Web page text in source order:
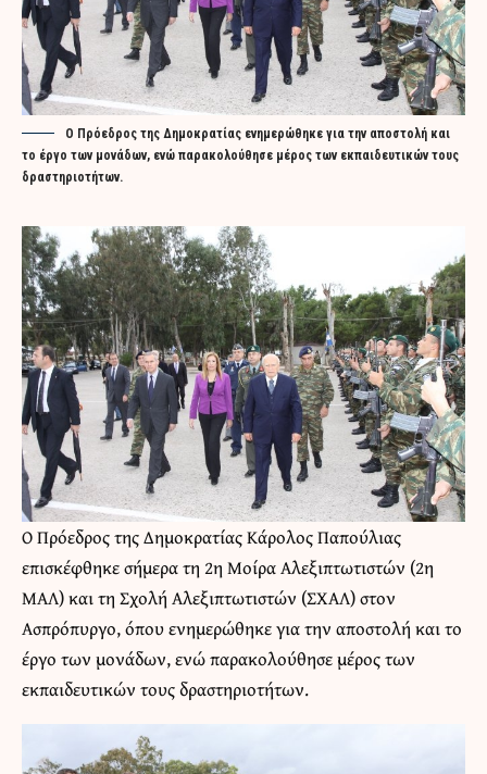
Ο Πρόεδρος της Δημοκρατίας ενημερώθηκε για την αποστολή και
το έργο των μονάδων, ενώ παρακολούθησε μέρος των εκπαιδευτικών τους
δραστηριοτήτων.
Ο Πρόεδρος της Δημοκρατίας Κάρολος Παπούλιας
επισκέφθηκε σήμερα τη 2η Μοίρα Αλεξιπτωτιστών (2η
ΜΑΛ) και τη Σχολή Αλεξιπτωτιστών (ΣΧΑΛ) στον
Ασπρόπυργο, όπου ενημερώθηκε για την αποστολή και το
έργο των μονάδων, ενώ παρακολούθησε μέρος των
εκπαιδευτικών τους δραστηριοτήτων.